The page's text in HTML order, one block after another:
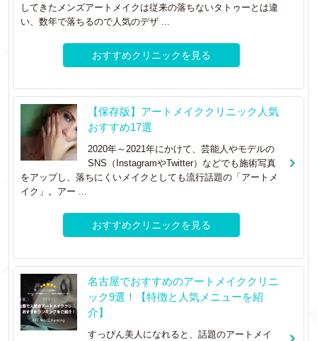
してきたメンズアートメイクは従来の落ちないタトゥーとは違
い、数年で落ちるので人気のデザ ...
おすすめクリニックを見る
【保存版】アートメイククリニック人気
おすすめ17選
2020年～2021年にかけて、芸能人やモデルの
SNS（InstagramやTwitter）などでも施術写真
をアップし、落ちにくいメイクとしても流行話題の「アートメ
イク」。アー ...
おすすめクリニックを見る
名古屋でおすすめのアートメイククリニ
ック9選！【特徴と人気メニューを紹
介】
すっぴん美人になれると、話題のアートメイ